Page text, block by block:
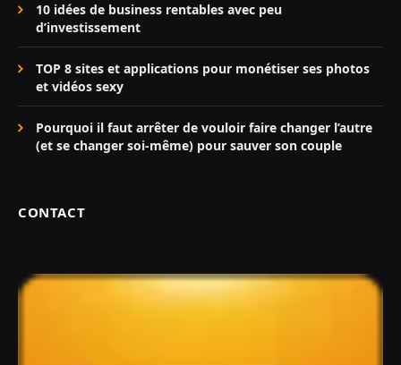
10 idées de business rentables avec peu
d’investissement
TOP 8 sites et applications pour monétiser ses photos
et vidéos sexy
Pourquoi il faut arrêter de vouloir faire changer l’autre
(et se changer soi-même) pour sauver son couple
CONTACT